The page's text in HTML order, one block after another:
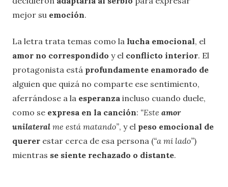
mejor su emoción.
La letra trata temas como la lucha emocional, el
amor no correspondido y el conflicto interior. El
protagonista está profundamente enamorado de
alguien que quizá no comparte ese sentimiento,
aferrándose a la esperanza incluso cuando duele,
como se expresa en la canción: “Este amor
unilateral me está matando”, y el peso emocional de
querer estar cerca de esa persona (“a mi lado”)
mientras se siente rechazado o distante.